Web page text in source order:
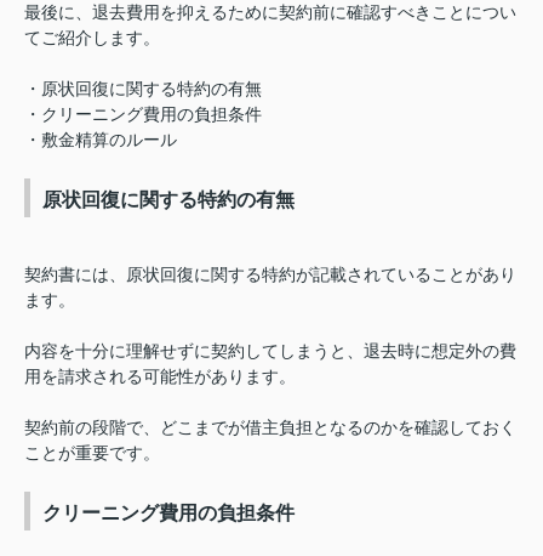
最後に、退去費用を抑えるために契約前に確認すべきことについ
てご紹介します。
・原状回復に関する特約の有無
・クリーニング費用の負担条件
・敷金精算のルール
原状回復に関する特約の有無
契約書には、原状回復に関する特約が記載されていることがあり
ます。
内容を十分に理解せずに契約してしまうと、退去時に想定外の費
用を請求される可能性があります。
契約前の段階で、どこまでが借主負担となるのかを確認しておく
ことが重要です。
クリーニング費用の負担条件